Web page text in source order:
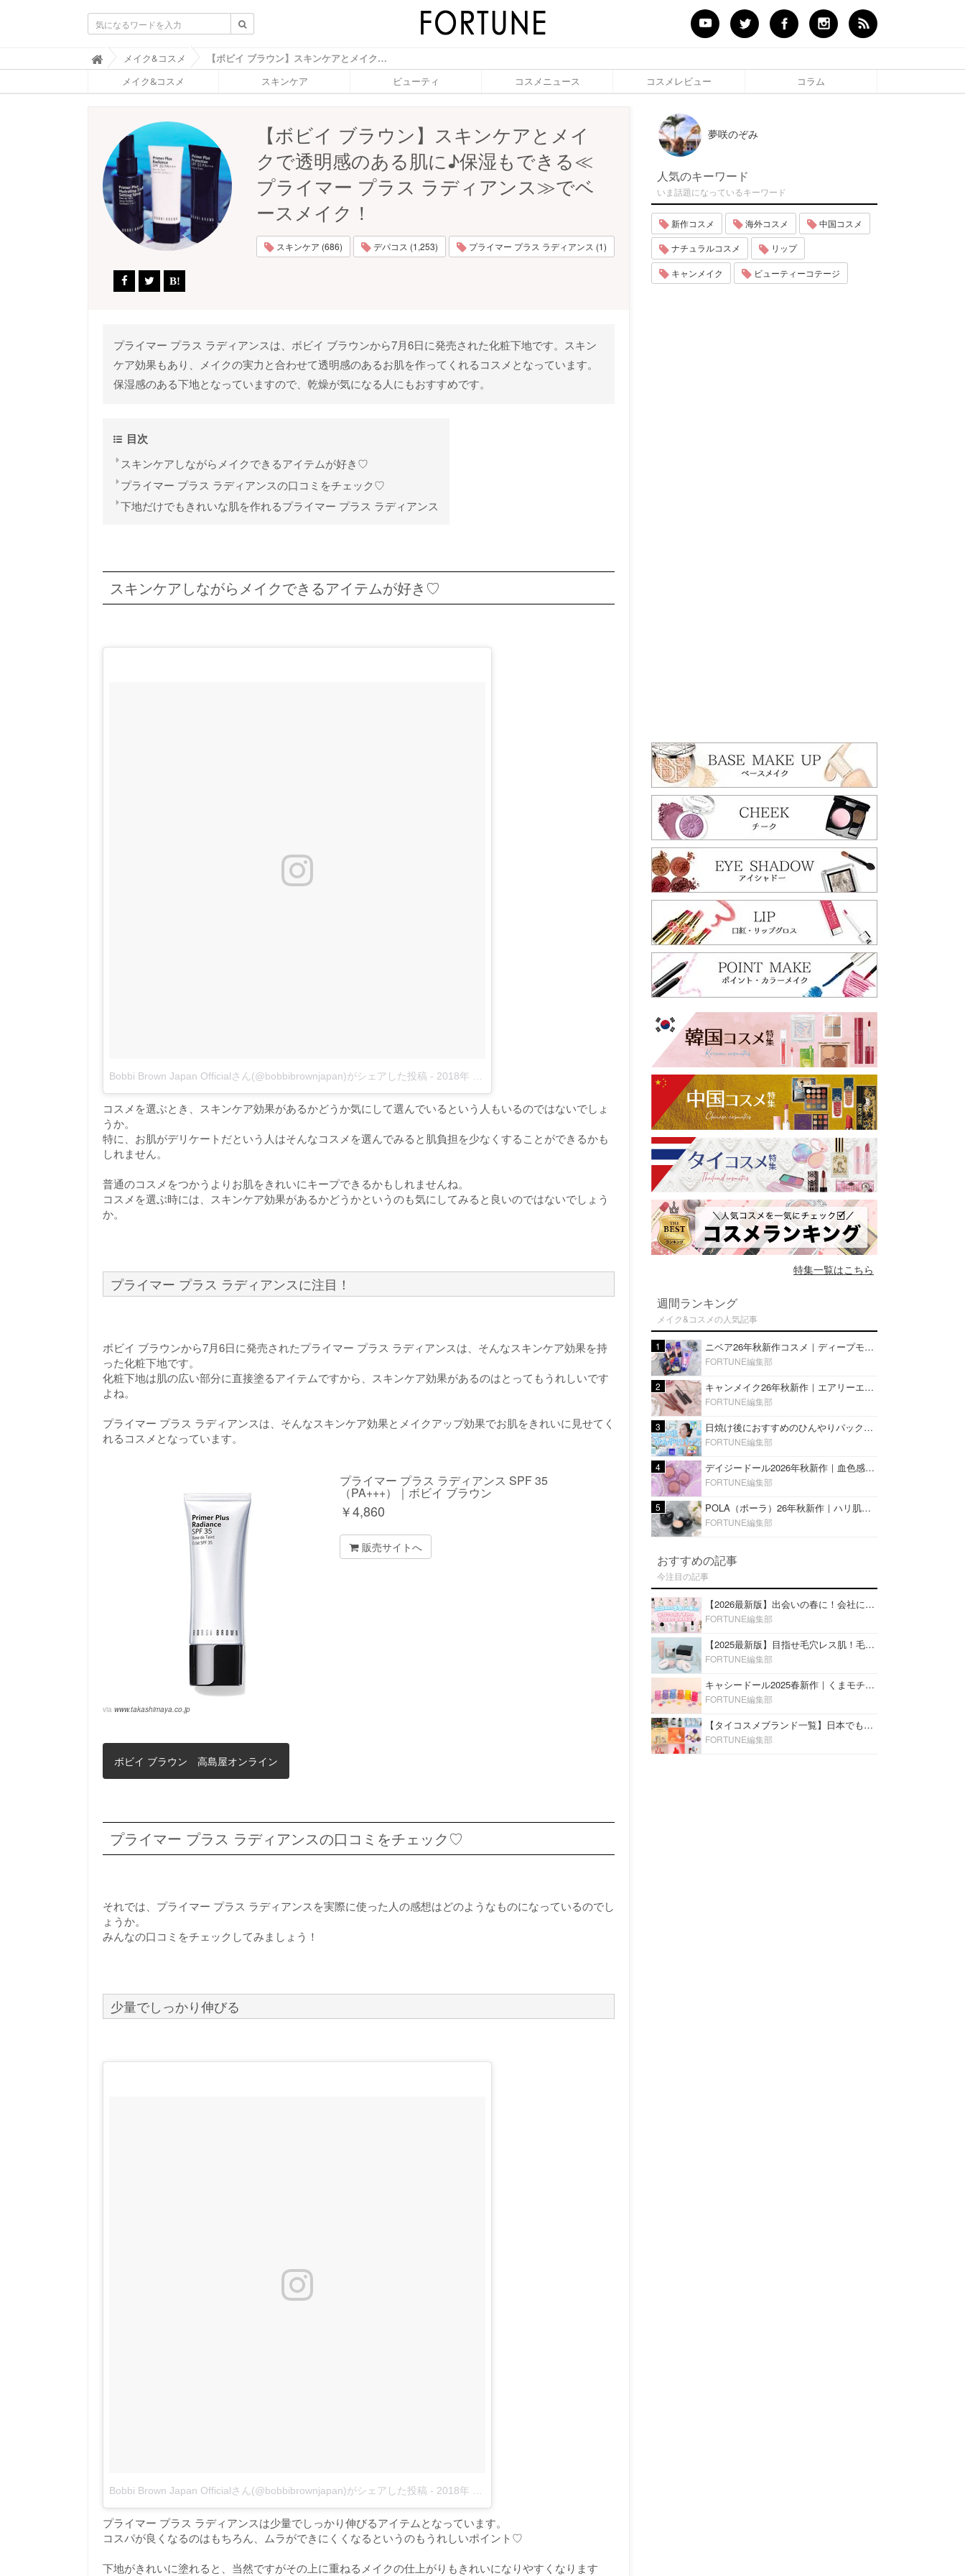
ふ
ぉ
ち
O
R
T
U
N
メイク&コスメ 【ボビイ ブラウン】スキンケアとメイクで透明感のある肌に♪保湿もできる≪プライマー プラス ラディアンス≫でベースメイク！ - ふぉーちゅん(FORTUNE)
メイク&コスメ スキンケア ビューティ コスメニュース コスメレビュー コラム
【ボビイ ブラウン】スキンケアとメイ
クで透明感のある肌に♪保湿もできる≪
プライマー プラス ラディアンス≫でベ
ースメイク！
スキンケア (686) デパコス (1,253) プライマー プラス ラディアンス (1)
プライマー プラス ラディアンスは、ボビイ ブラウンから7月6日に発売された化粧下地です。スキン
ケア効果もあり、メイクの実力と合わせて透明感のあるお肌を作ってくれるコスメとなっています。
保湿感のある下地となっていますので、乾燥が気になる人にもおすすめです。
目次
スキンケアしながらメイクできるアイテムが好き♡
プライマー プラス ラディアンスの口コミをチェック♡
下地だけでもきれいな肌を作れるプライマー プラス ラディアンス
スキンケアしながらメイクできるアイテムが好き♡
Bobbi Brown Japan Officialさん(@bobbibrownjapan)がシェアした投稿 - 2018年 7月月19日午後6時11分PDT
コスメを選ぶとき、スキンケア効果があるかどうか気にして選んでいるという人もいるのではないでしょ
うか。
特に、お肌がデリケートだという人はそんなコスメを選んでみると肌負担を少なくすることができるかも
しれません。
普通のコスメをつかうよりお肌をきれいにキープできるかもしれませんね。
コスメを選ぶ時には、スキンケア効果があるかどうかというのも気にしてみると良いのではないでしょう
か。
プライマー プラス ラディアンスに注目！
ボビイ ブラウンから7月6日に発売されたプライマー プラス ラディアンスは、そんなスキンケア効果を持
った化粧下地です。
化粧下地は肌の広い部分に直接塗るアイテムですから、スキンケア効果があるのはとってもうれしいです
よね。
プライマー プラス ラディアンスは、そんなスキンケア効果とメイクアップ効果でお肌をきれいに見せてく
れるコスメとなっています。
via www.takashimaya.co.jp
プライマー プラス ラディアンス SPF 35
（PA+++）｜ボビイ ブラウン
￥4,860
販売サイトへ
ボビイ ブラウン 高島屋オンライン
プライマー プラス ラディアンスの口コミをチェック♡
それでは、プライマー プラス ラディアンスを実際に使った人の感想はどのようなものになっているのでし
ょうか。
みんなの口コミをチェックしてみましょう！
少量でしっかり伸びる
Bobbi Brown Japan Officialさん(@bobbibrownjapan)がシェアした投稿 - 2018年 7月月5日午後3時56分PDT
プライマー プラス ラディアンスは少量でしっかり伸びるアイテムとなっています。
コスパが良くなるのはもちろん、ムラができにくくなるというのもうれしいポイント♡
下地がきれいに塗れると、当然ですがその上に重ねるメイクの仕上がりもきれいになりやすくなります
夢咲のぞみ
人気のキーワード
いま話題になっているキーワード
新作コスメ 海外コスメ 中国コスメ
ナチュラルコスメ リップ
キャンメイク ビューティーコテージ
特集一覧はこちら
週間ランキング
メイク&コスメの人気記事
1 ニベア26年秋新作コスメ｜ディープモイスチャーリップの美容液タイプや2in1ボディクリームスクラブも
FORTUNE編集部
2 キャンメイク26年秋新作｜エアリーエクステンションライナー＆カールスナイパーマスカラ新色をレビュー
FORTUNE編集部
3 日焼け後におすすめのひんやりパック14選｜暑い夏にぴったりな冷凍／鎮静／うるおいチャージマスクを紹介
FORTUNE編集部
4 デイジードール2026年秋新作｜血色感が可愛い♡『パウダー ブラッシュ ブルーム』新3色をレビュー
FORTUNE編集部
5 POLA（ポーラ）26年秋新作｜ハリ肌を叶える『B.A デイ プランプ ファンデーション』を口コミ
FORTUNE編集部
おすすめの記事
今注目の記事
【2026最新版】出会いの春に！会社にもおすすめの好印象な香水14選♡ビジネスの場での香水マナーも
FORTUNE編集部
【2025最新版】目指せ毛穴レス肌！毛穴を埋めて隠す「おすすめ部分用下地＆プライマー」ランキング♡
FORTUNE編集部
キャシードール2025春新作｜くまモチーフのミニリップ「シャイニーベア リップモイスト」をレビュー♡
FORTUNE編集部
【タイコスメブランド一覧】日本でも人気沸騰中の“タイコスメ”ブランド20選！
FORTUNE編集部